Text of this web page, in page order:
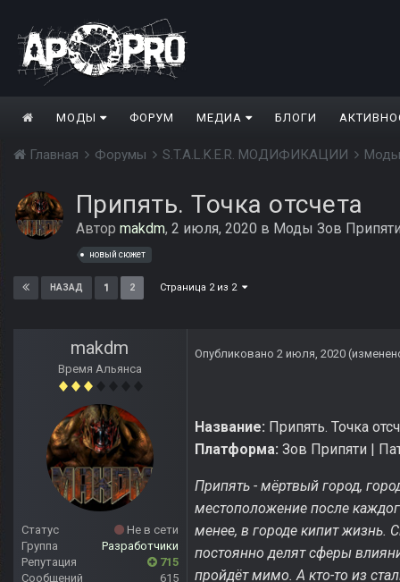
МОДЫ ФОРУМ МЕДИА БЛОГИ
Главная Форумы S.T.A.L.K.E.R. МОДИФИКАЦИИ
Припять. Точка отсчета
Автор makdm, 2 июля, 2020 в Моды Зов
новый сюжет
НАЗАД 1 2 Страница 2 из 2
makdm
Время Альянса
Статус
Не в сети
Группа
Разработчики
Репутация
715
Сообщений
615
Опубликовано 2 июля, 2020
Название: Припять. Точка
Платформа: Зов Припяти |
Припять - мёртвый город,
местоположение после
менее, в городе кипит жизнь.
постоянно делят сферы
пройдёт мимо. А кто-то из